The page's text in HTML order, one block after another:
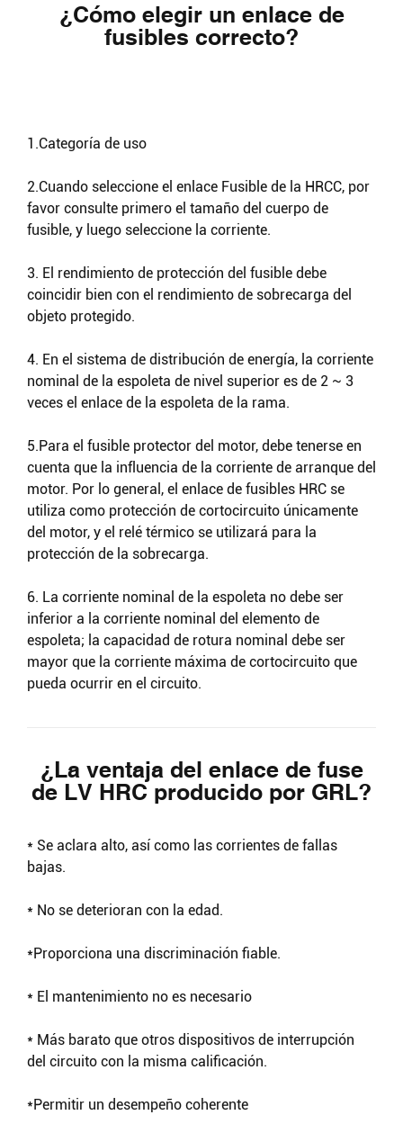
¿Cómo elegir un enlace de
fusibles correcto?
1.Categoría de uso
2.Cuando seleccione el enlace Fusible de la HRCC, por
favor consulte primero el tamaño del cuerpo de
fusible, y luego seleccione la corriente.
3. El rendimiento de protección del fusible debe
coincidir bien con el rendimiento de sobrecarga del
objeto protegido.
4. En el sistema de distribución de energía, la corriente
nominal de la espoleta de nivel superior es de 2 ~ 3
veces el enlace de la espoleta de la rama.
5.Para el fusible protector del motor, debe tenerse en
cuenta que la influencia de la corriente de arranque del
motor. Por lo general, el enlace de fusibles HRC se
utiliza como protección de cortocircuito únicamente
del motor, y el relé térmico se utilizará para la
protección de la sobrecarga.
6. La corriente nominal de la espoleta no debe ser
inferior a la corriente nominal del elemento de
espoleta; la capacidad de rotura nominal debe ser
mayor que la corriente máxima de cortocircuito que
pueda ocurrir en el circuito.
¿La ventaja del enlace de fuse
de LV HRC producido por GRL?
* Se aclara alto, así como las corrientes de fallas
bajas.
* No se deterioran con la edad.
*Proporciona una discriminación fiable.
* El mantenimiento no es necesario
* Más barato que otros dispositivos de interrupción
del circuito con la misma calificación.
*Permitir un desempeño coherente